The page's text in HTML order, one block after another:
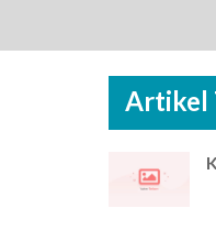
Artikel